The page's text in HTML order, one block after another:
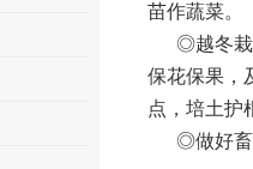
苗作蔬菜。
◎越冬栽
保花保果，
点，培土护
◎做好畜